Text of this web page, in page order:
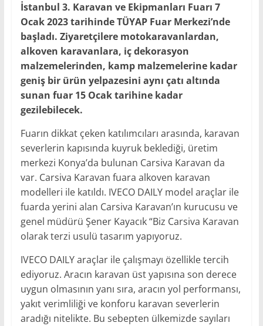
İstanbul 3. Karavan ve Ekipmanları Fuarı 7
Ocak 2023 tarihinde TÜYAP Fuar Merkezi’nde
başladı. Ziyaretçilere motokaravanlardan,
alkoven karavanlara, iç dekorasyon
malzemelerinden, kamp malzemelerine kadar
geniş bir ürün yelpazesini aynı çatı altında
sunan fuar 15 Ocak tarihine kadar
gezilebilecek.
Fuarın dikkat çeken katılımcıları arasında, karavan
severlerin kapısında kuyruk beklediği, üretim
merkezi Konya’da bulunan Carsiva Karavan da
var. Carsiva Karavan fuara alkoven karavan
modelleri ile katıldı. IVECO DAILY model araçlar ile
fuarda yerini alan Carsiva Karavan’ın kurucusu ve
genel müdürü Şener Kayacık “Biz Carsiva Karavan
olarak terzi usulü tasarım yapıyoruz.
IVECO DAILY araçlar ile çalışmayı özellikle tercih
ediyoruz. Aracın karavan üst yapısına son derece
uygun olmasının yanı sıra, aracın yol performansı,
yakıt verimliliği ve konforu karavan severlerin
aradığı nitelikte. Bu sebepten ülkemizde sayıları